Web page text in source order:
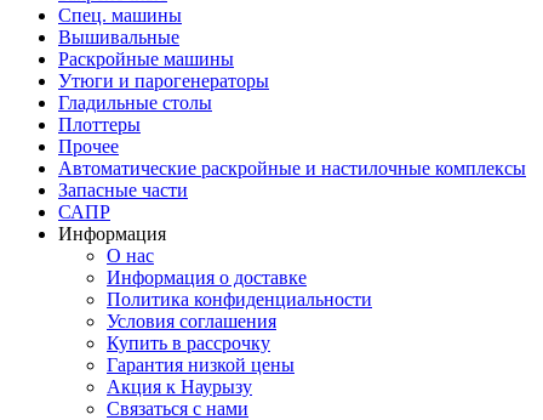
Спец. машины
Вышивальные
Раскройные машины
Утюги и парогенераторы
Гладильные столы
Плоттеры
Прочее
Автоматические раскройные и настилочные комплексы
Запасные части
САПР
Информация
О нас
Информация о доставке
Политика конфиденциальности
Условия соглашения
Купить в рассрочку
Гарантия низкой цены
Акция к Наурызу
Связаться с нами